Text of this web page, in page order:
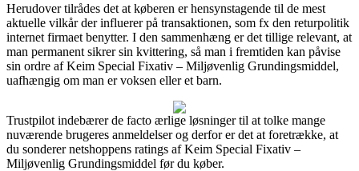
Herudover tilrådes det at køberen er hensynstagende til de mest
aktuelle vilkår der influerer på transaktionen, som fx den returpolitik
internet firmaet benytter. I den sammenhæng er det tillige relevant, at
man permanent sikrer sin kvittering, så man i fremtiden kan påvise
sin ordre af Keim Special Fixativ – Miljøvenlig Grundingsmiddel,
uafhængig om man er voksen eller et barn.
Trustpilot indebærer de facto ærlige løsninger til at tolke mange
nuværende brugeres anmeldelser og derfor er det at foretrække, at
du sonderer netshoppens ratings af Keim Special Fixativ –
Miljøvenlig Grundingsmiddel før du køber.